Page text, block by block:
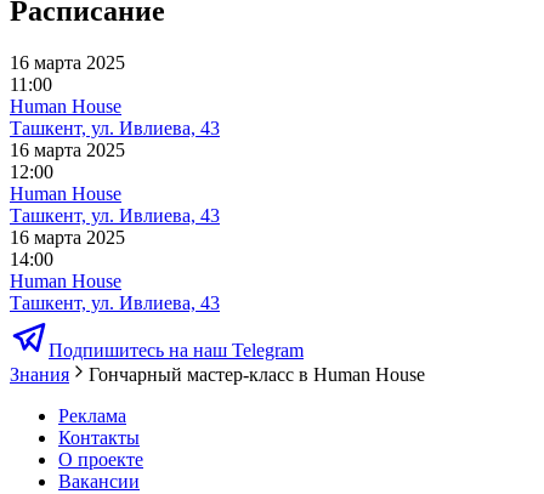
Расписание
16 марта 2025
11:00
Human House
Ташкент, ул. Ивлиева, 43
16 марта 2025
12:00
Human House
Ташкент, ул. Ивлиева, 43
16 марта 2025
14:00
Human House
Ташкент, ул. Ивлиева, 43
Подпишитесь на наш Telegram
Знания
Гончарный мастер-класс в Human House
Реклама
Контакты
О проекте
Вакансии